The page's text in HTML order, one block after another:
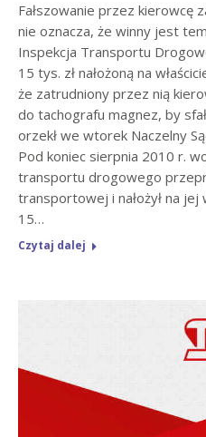
Fałszowanie przez kierowcę
nie oznacza, że winny jest
Inspekcja Transportu
15 tys. zł nałożoną na
że zatrudniony przez nią
do tachografu magnez, by
orzekł we wtorek Naczelny
Pod koniec sierpnia 2010 r.
transportu drogowego
transportowej i nałożył na jej
15…
Czytaj dalej